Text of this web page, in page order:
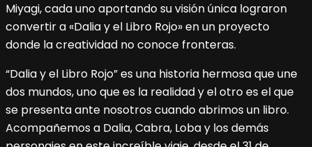
Miyagi, cada uno aportando su visión única lograron
convertir a «Dalia y el Libro Rojo» en un proyecto
donde la creatividad no conoce fronteras.
“Dalia y el Libro Rojo” es una historia hermosa que une
dos mundos, uno que es la realidad y el otro es el que
se presenta ante nosotros cuando abrimos un libro.
Acompañemos a Dalia, Cabra, Loba y los demás